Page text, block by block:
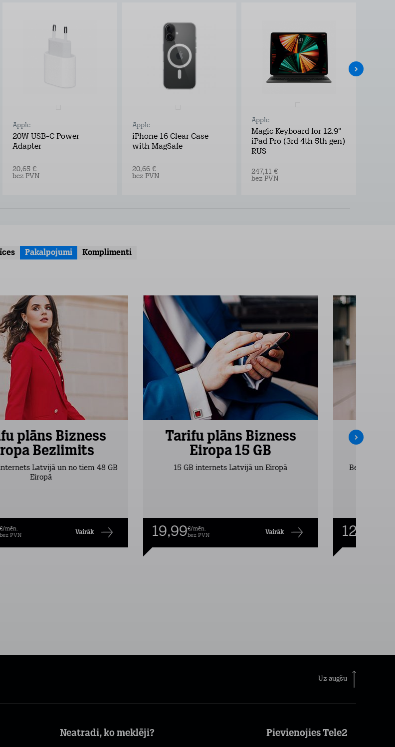
Apple
20W USB-C Power
Adapter
20,65 €
bez PVN
Apple
iPhone 16 Clear Case
with MagSafe
20,66 €
bez PVN
Apple
Magic Keyboard for 12.9"
iPad Pro (3rd 4th 5th gen)
RUS
247,11 €
bez PVN
Pakalpojumi Komplimenti
plāns Bizness
Bezlimits
Latvijā un no tiem 48 GB
Eiropā
€/mēn.
bez PVN
Vairāk
Tarifu plāns Bizness
Eiropa 15 GB
15 GB internets Latvijā un Eiropā
19,99€/mēn.
bez PVN
Vairāk
Bezlimita
12,99
Uz augšu
Neatradi, ko meklēji? Pievienojies Tele2